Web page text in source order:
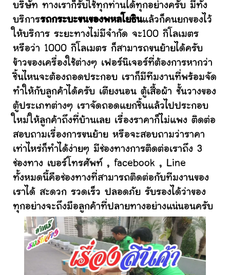
บริษัท ทางเราก็รับใช้ทุกท่านได้ทุกอย่างครับ มีทั้ง
บริการรถกระบะขนของพหลโยธินแล้วก็คนยกของไว้
ให้บริการ ระยะทางไม่มีจำกัด จะ100 กิโลเมตร
หรือว่า 1000 กิโลเมตร ก็สามารถขนย้ายได้ครับ
ข้าวของเครื่องใช้ต่างๆ เฟอร์นิเจอร์ที่ต้องการหากว่า
ชิ้นไหนจะต้องถอดประกอบ เราก็มีทีมงานที่พร้อมจัด
ทำให้กับลูกค้าได้ครับ เตียงนอน ตู้เสื้อผ้า ชั้นวางของ
ตู้ประเภทต่างๆ เราจัดถอดแยกชิ้นแล้วไปประกอบ
ใหม่ให้ลูกค้าถึงที่บ้านเลย เรื่องราคาก็ไม่แพง ติดต่อ
สอบถามเรื่องการขนย้าย หรือจะสอบถามว่าราคา
เท่าไหร่ก็ทำได้ง่ายๆ มีช่องทางการติดต่อเราถึง 3
ช่องทาง เบอร์โทรศัพท์ , facebook , Line
ทั้งหมดนี้คือช่องทางที่สามารถติดต่อกับทีมงานของ
เราได้ สะดวก รวดเร็ว ปลอดภัย รับรองได้ว่าของ
ทุกอย่างจะถึงมือลูกค้าที่ปลายทางอย่างแน่นอนครับ